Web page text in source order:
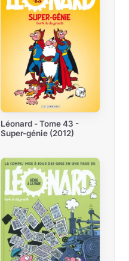
Léonard - Tome 43 -
Super-génie (2012)